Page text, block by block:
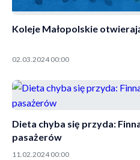
Koleje Małopolskie
02.03.2024 00:00
Dieta chyba się przyda:
pasażerów
11.02.2024 00:00